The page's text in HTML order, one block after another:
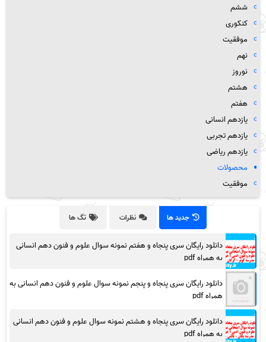
ششم
کنکوری
موفقیت
نهم
نوروز
هشتم
هفتم
یازدهم انسانی
یازدهم تجربی
یازدهم ریاضی
محصولات
موفقیت
جدید ها نظرات تگ ها
دانلود رایگان سری پنجاه و هفتم نمونه سوال علوم و فنون دهم انسانی
به همراه pdf
دانلود رایگان سری پنجاه و پنجم نمونه سوال علوم و فنون دهم انسانی به
همراه pdf
دانلود رایگان سری پنجاه و هشتم نمونه سوال علوم و فنون دهم انسانی
به همراه pdf